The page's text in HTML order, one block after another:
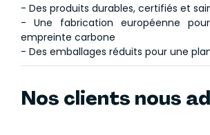
- Des produits durables, certifiés et
- Une fabrication européenne
empreinte carbone
- Des emballages réduits pour une
Nos clients nous